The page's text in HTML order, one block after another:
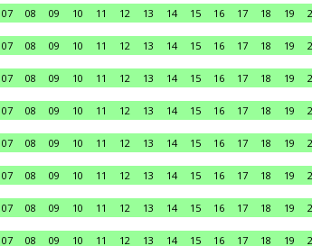
07 08 09 10 11 12 13 14 15 16 17 18 19
07 08 09 10 11 12 13 14 15 16 17 18 19
07 08 09 10 11 12 13 14 15 16 17 18 19
07 08 09 10 11 12 13 14 15 16 17 18 19
07 08 09 10 11 12 13 14 15 16 17 18 19
07 08 09 10 11 12 13 14 15 16 17 18 19
07 08 09 10 11 12 13 14 15 16 17 18 19
07 08 09 10 11 12 13 14 15 16 17 18 19